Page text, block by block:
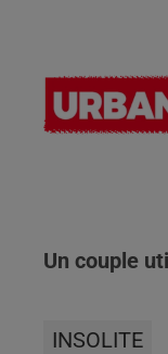
Un couple
INSOLITE